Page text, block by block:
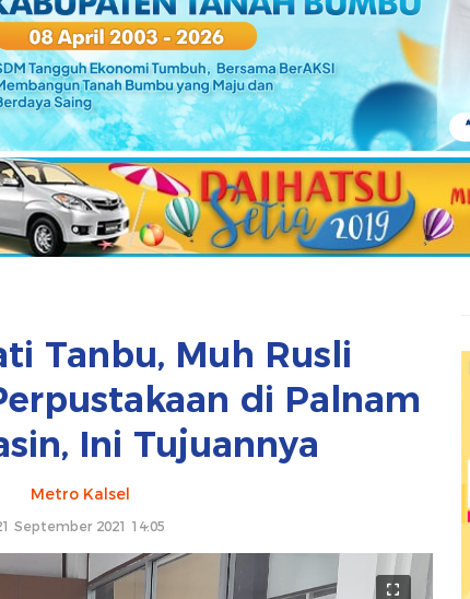
Tanbu, Muh Rusli
di Palnam
Ini Tujuannya
Metro Kalsel
September 2021 14:05